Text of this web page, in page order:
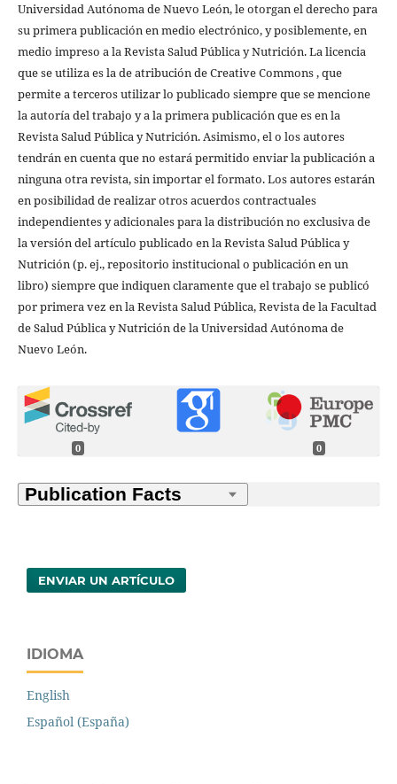
Universidad Autónoma de Nuevo León, le otorgan el derecho para
su primera publicación en medio electrónico, y posiblemente, en
medio impreso a la Revista Salud Pública y Nutrición. La licencia
que se utiliza es la de atribución de Creative Commons , que
permite a terceros utilizar lo publicado siempre que se mencione
la autoría del trabajo y a la primera publicación que es en la
Revista Salud Pública y Nutrición. Asimismo, el o los autores
tendrán en cuenta que no estará permitido enviar la publicación a
ninguna otra revista, sin importar el formato. Los autores estarán
en posibilidad de realizar otros acuerdos contractuales
independientes y adicionales para la distribución no exclusiva de
la versión del artículo publicado en la Revista Salud Pública y
Nutrición (p. ej., repositorio institucional o publicación en un
libro) siempre que indiquen claramente que el trabajo se publicó
por primera vez en la Revista Salud Pública, Revista de la Facultad
de Salud Pública y Nutrición de la Universidad Autónoma de
Nuevo León.
0 0
ENVIAR UN ARTÍCULO
IDIOMA
English
Español (España)